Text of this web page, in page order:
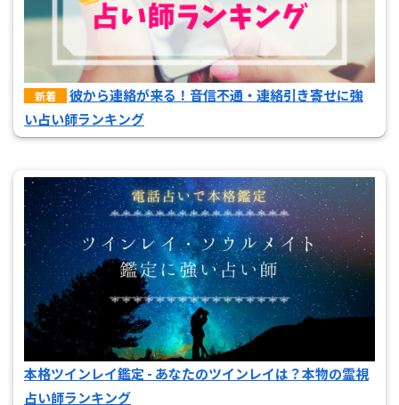
新着
彼から連絡が来る！音信不通・連絡引き寄せに強
い占い師ランキング
本格ツインレイ鑑定 - あなたのツインレイは？本物の霊視
占い師ランキング